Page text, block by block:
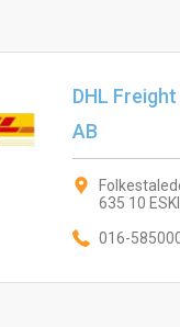
DHL
AB
635 10
016-